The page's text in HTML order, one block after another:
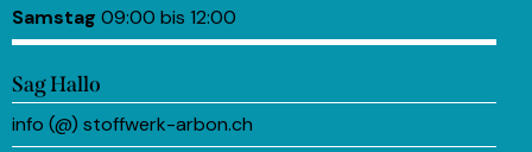
Samstag 09:00 bis 12:00
Sag Hallo
info (@) stoffwerk-arbon.ch